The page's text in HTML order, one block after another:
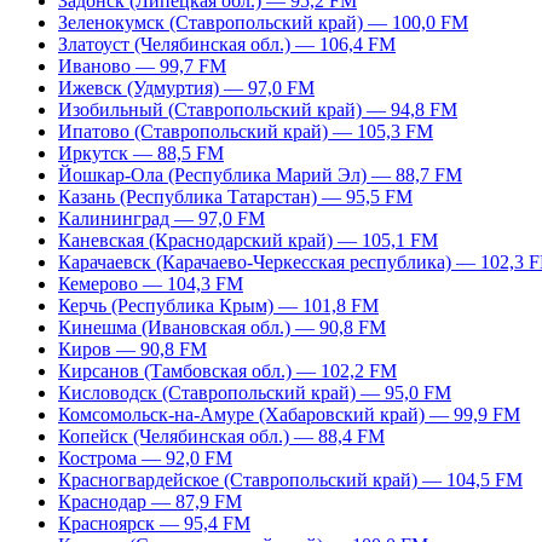
Зеленокумск (Ставропольский край) — 100,0 FM
Златоуст (Челябинская обл.) — 106,4 FM
Иваново — 99,7 FM
Ижевск (Удмуртия) — 97,0 FM
Изобильный (Ставропольский край) — 94,8 FM
Ипатово (Ставропольский край) — 105,3 FM
Иркутск — 88,5 FM
Йошкар-Ола (Республика Марий Эл) — 88,7 FM
Казань (Республика Татарстан) — 95,5 FM
Калининград — 97,0 FM
Каневская (Краснодарский край) — 105,1 FM
Карачаевск (Карачаево-Черкесская республика) — 102,3
Кемерово — 104,3 FM
Керчь (Республика Крым) — 101,8 FM
Кинешма (Ивановская обл.) — 90,8 FM
Киров — 90,8 FM
Кирсанов (Тамбовская обл.) — 102,2 FM
Кисловодск (Ставропольский край) — 95,0 FM
Комсомольск-на-Амуре (Хабаровский край) — 99,9 FM
Копейск (Челябинская обл.) — 88,4 FM
Кострома — 92,0 FM
Красногвардейское (Ставропольский край) — 104,5 FM
Краснодар — 87,9 FM
Красноярск — 95,4 FM